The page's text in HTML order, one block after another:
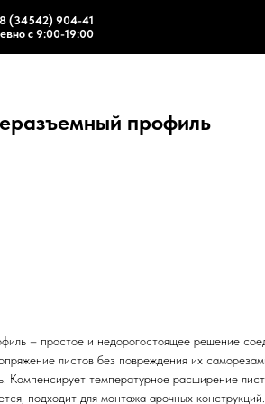
(34542) 904-41
с 9:00-19:00
профиль
– простое и недорогостоящее решение
листов без повреждения их
Компенсирует температурное расширение
подходит для монтажа арочных конструкций.